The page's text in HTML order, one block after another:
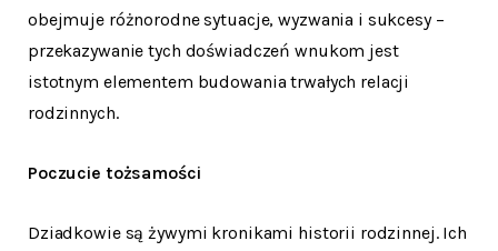
obejmuje różnorodne sytuacje, wyzwania i sukcesy –
przekazywanie tych doświadczeń wnukom jest
istotnym elementem budowania trwałych relacji
rodzinnych.
Poczucie tożsamości
Dziadkowie są żywymi kronikami historii rodzinnej. Ich